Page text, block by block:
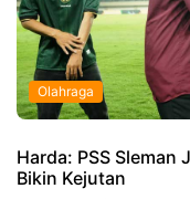
Olahraga
Harda: PSS Sleman
Bikin Kejutan